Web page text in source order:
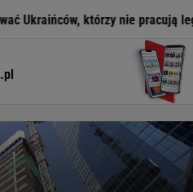
którzy nie pracują legalnie